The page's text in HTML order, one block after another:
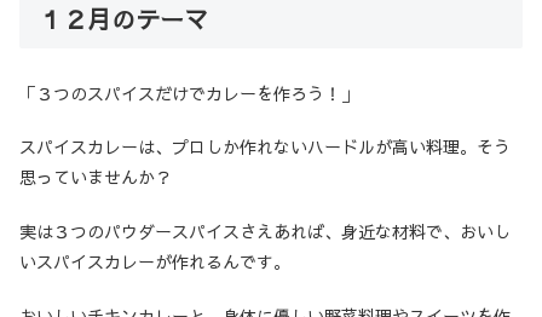
１２月のテーマ
「３つのスパイスだけでカレーを作ろう！」
スパイスカレーは、プロしか作れないハードルが高い料理。そう
思っていませんか？
実は３つのパウダースパイスさえあれば、身近な材料で、おいし
いスパイスカレーが作れるんです。